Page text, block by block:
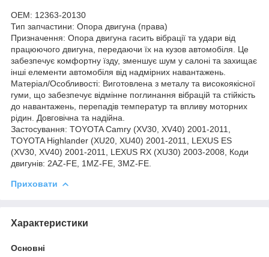
OEM: 12363-20130
Тип запчастини: Опора двигуна (права)
Призначення: Опора двигуна гасить вібрації та удари від
працюючого двигуна, передаючи їх на кузов автомобіля. Це
забезпечує комфортну їзду, зменшує шум у салоні та захищає
інші елементи автомобіля від надмірних навантажень.
Матеріал/Особливості: Виготовлена з металу та високоякісної
гуми, що забезпечує відмінне поглинання вібрацій та стійкість
до навантажень, перепадів температур та впливу моторних
рідин. Довговічна та надійна.
Застосування: TOYOTA Camry (XV30, XV40) 2001-2011,
TOYOTA Highlander (XU20, XU40) 2001-2011, LEXUS ES
(XV30, XV40) 2001-2011, LEXUS RX (XU30) 2003-2008, Коди
двигунів: 2AZ-FE, 1MZ-FE, 3MZ-FE.
Приховати
Характеристики
Основні